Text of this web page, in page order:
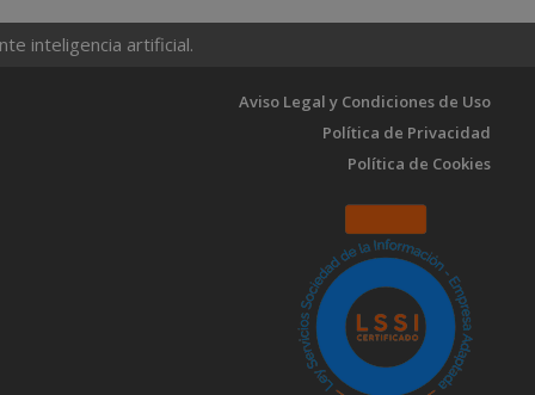
inteligencia artificial.
Aviso Legal y Condiciones de Uso
Política de Privacidad
Política de Cookies